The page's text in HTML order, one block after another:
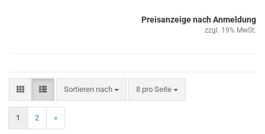
Preisanzeige nach Anmeldung
zzgl. 19% MwSt.
Sortieren nach
Sortieren nach 8 pro Seite
pro Seite
1 2 »